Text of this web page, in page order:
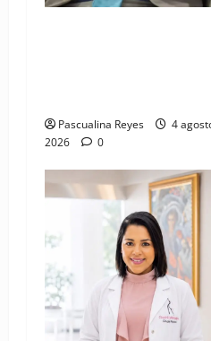
Pascualina Reyes
4
2026
0